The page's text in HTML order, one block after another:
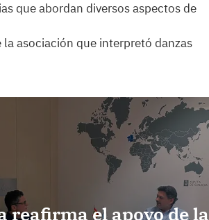
que abordan diversos aspectos de
asociación que interpretó danzas
reafirma el apoyo de la